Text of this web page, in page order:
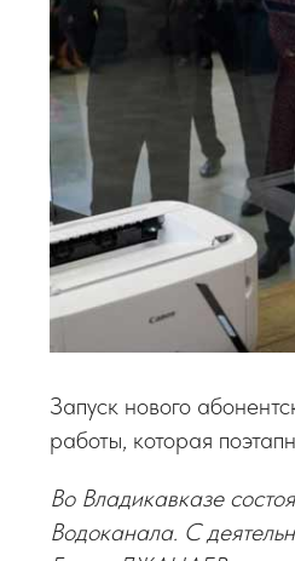
Запуск нового
работы, которая
Во Владикавказе
Водоканала. С